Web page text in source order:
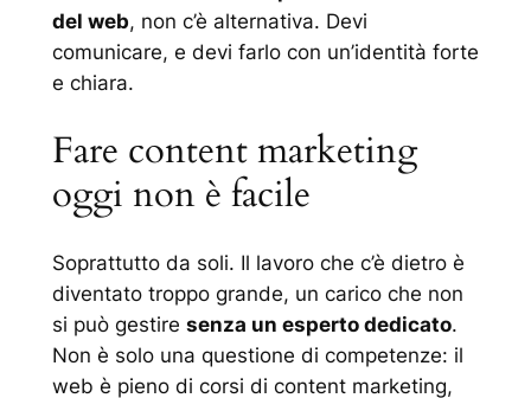
del web, non c’è alternativa. Devi
comunicare, e devi farlo con un’identità forte
e chiara.
Fare content marketing
oggi non è facile
Soprattutto da soli. Il lavoro che c’è dietro è
diventato troppo grande, un carico che non
si può gestire senza un esperto dedicato.
Non è solo una questione di competenze: il
web è pieno di corsi di content marketing,